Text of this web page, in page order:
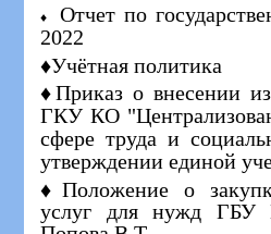
♦
Отчет по
2022
♦Учётная политика
♦Приказ о внесении
ГКУ КО
сфере труда и
утверждении единой
♦Положение о
услуг для нужд